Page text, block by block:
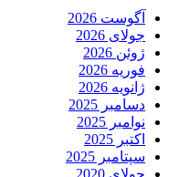
آگوست 2026
جولای 2026
ژوئن 2026
فوریه 2026
ژانویه 2026
دسامبر 2025
نوامبر 2025
اکتبر 2025
سپتامبر 2025
جولای 2020